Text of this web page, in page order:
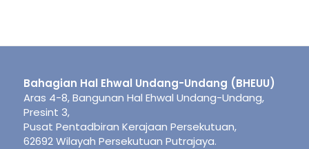
Bahagian Hal Ehwal Undang-Undang (BHEUU)
Aras 4-8, Bangunan Hal Ehwal Undang-Undang,
Presint 3,
Pusat Pentadbiran Kerajaan Persekutuan,
62692 Wilayah Persekutuan Putrajaya.